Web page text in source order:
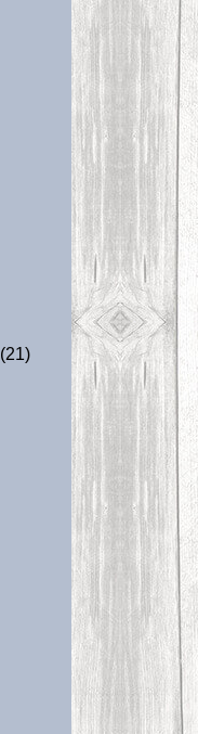
(21)